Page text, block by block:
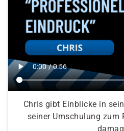
Chris gibt Einblicke in
seiner Umschulung zum